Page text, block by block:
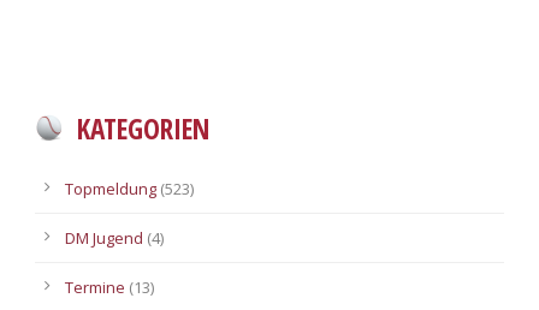
KATEGORIEN
Topmeldung (523)
DM Jugend (4)
Termine (13)